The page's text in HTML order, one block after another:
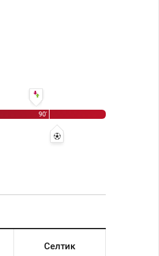
90'
- Артём Дзюба
Форрест
Чарли Малгрю - Джо Ледли
Селтик